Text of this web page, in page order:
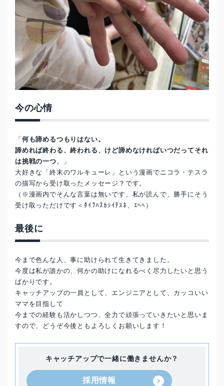
今の心情
「何も諦めるつもりはない。
諦めれば終わる、終われる、けど諦めなければいつだってそれ
は挑戦の一つ。」
大好きな「終末のワルキューレ」という漫画でニコラ・テスラ
の描写から受け取ったメッセージ？です。
（※漫画内でそんな言葉は無いです、私が読んで、勝手にそう
受け取っただけです＜ﾀ゙ｲﾌ゙ﾊｽ゙ｶｼｲﾃ゙ｽﾈ、ｴﾍﾍ）
最後に
今まで色んな人、事に助けられて生きてきました。
今度は私が誰かの、何かの助けになれるべく尽力したいと思う
ばかりです。
キャッチアップの一員として、エンジニアとして、カッコいい
ママを目指して
今までの経験も活かしつつ、全力で頑張っていきたいと思いま
すので、どうぞ今後ともよろしくお願いします！
キャッチアップで一緒に働きませんか？
採用情報